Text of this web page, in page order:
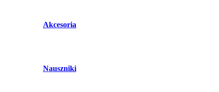
Akcesoria
Nauszniki